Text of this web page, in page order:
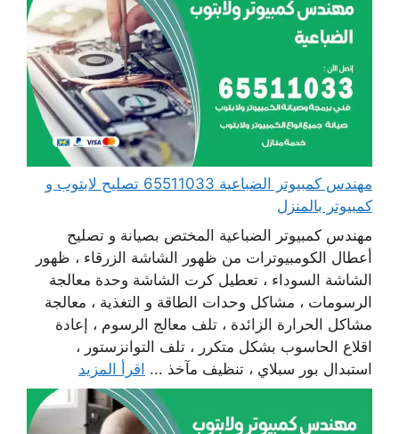
مهندس كمبيوتر الضباعية 65511033 تصليح لابتوب و
كمبيوتر بالمنزل
مهندس كمبيوتر الضباعية المختص بصيانة و تصليح
أعطال الكومبيوترات من ظهور الشاشة الزرقاء ، ظهور
الشاشة السوداء ، تعطيل كرت الشاشة وحدة معالجة
الرسومات ، مشاكل وحدات الطاقة و التغذية ، معالجة
مشاكل الحرارة الزائدة ، تلف معالج الرسوم ، إعادة
اقلاع الحاسوب بشكل متكرر ، تلف التوانزستور ،
استبدال بور سبلاي ، تنظيف مآخذ ... اقرأ المزيد